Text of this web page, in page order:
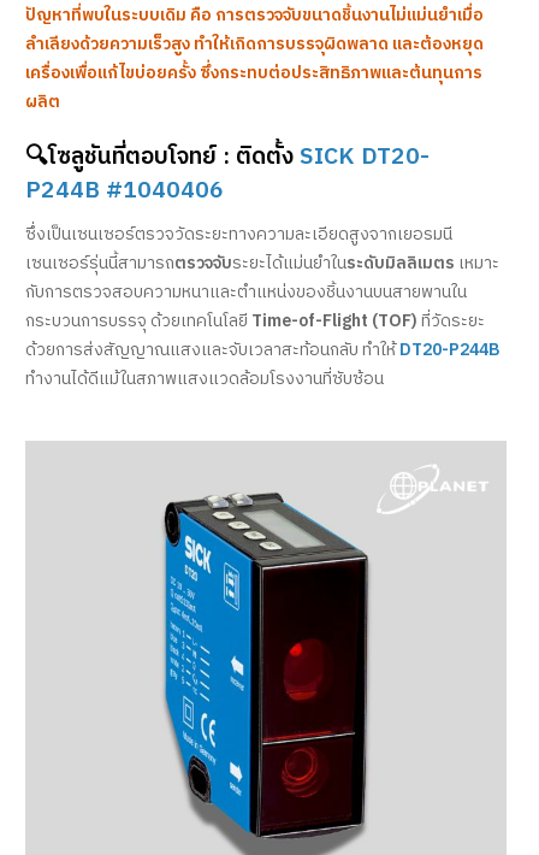
ปัญหาที่พบในระบบเดิม คือ การตรวจจับขนาดชิ้นงานไม่แม่นยำเมื่อ
ลำเลียงด้วยความเร็วสูง ทำให้เกิดการบรรจุผิดพลาด และต้องหยุด
เครื่องเพื่อแก้ไขบ่อยครั้ง ซึ่งกระทบต่อประสิทธิภาพและต้นทุนการ
ผลิต
🔍โซลูชันที่ตอบโจทย์ : ติดตั้งSICK DT20-
P244B #1040406
ซึ่งเป็นเซนเซอร์ตรวจวัดระยะทางความละเอียดสูงจากเยอรมนี
เซนเซอร์รุ่นนี้สามารถตรวจจับระยะได้แม่นยำในระดับมิลลิเมตร เหมาะ
กับการตรวจสอบความหนาและตำแหน่งของชิ้นงานบนสายพานใน
กระบวนการบรรจุ ด้วยเทคโนโลยี Time-of-Flight (TOF)ที่วัดระยะ
ด้วยการส่งสัญญาณแสงและจับเวลาสะท้อนกลับ ทำให้DT20-P244B
ทำงานได้ดีแม้ในสภาพแสงแวดล้อมโรงงานที่ซับซ้อน